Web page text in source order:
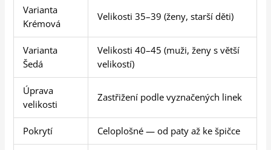
Varianta
Krémová
Velikosti 35–39 (ženy, starší děti)
Varianta
Šedá
Velikosti 40–45 (muži, ženy s větší
velikostí)
Úprava
velikosti
Zastřižení podle vyznačených linek
Pokrytí Celoplošné — od paty až ke špičce